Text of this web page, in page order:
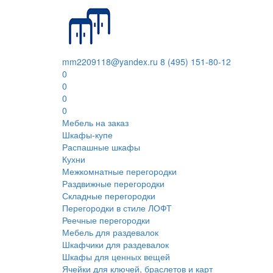
mm2209118@yandex.ru 8 (495) 151-80-12
0
0
0
0
Мебель на заказ
Шкафы-купе
Распашные шкафы
Кухни
Межкомнатные перегородки
Раздвижные перегородки
Складные перегородки
Перегородки в стиле ЛОФТ
Реечные перегородки
Мебель для раздевалок
Шкафчики для раздевалок
Шкафы для ценных вещей
Ячейки для ключей, браслетов и карт